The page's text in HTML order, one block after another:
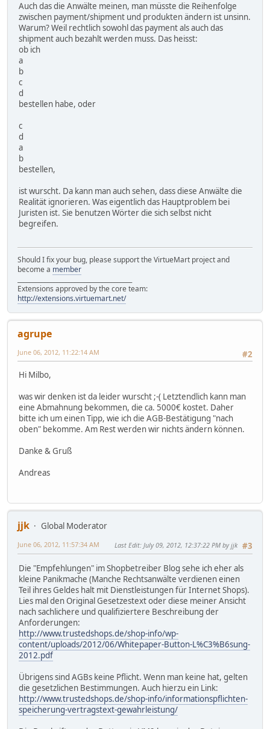
Auch das die Anwälte meinen, man müsste die Reihenfolge
zwischen payment/shipment und produkten ändern ist unsinn.
Warum? Weil rechtlich sowohl das payment als auch das
shipment auch bezahlt werden muss. Das heisst:
ob ich
a
b
c
d
bestellen habe, oder
c
d
a
b
bestellen,
ist wurscht. Da kann man auch sehen, dass diese Anwälte die
Realität ignorieren. Was eigentlich das Hauptproblem bei
Juristen ist. Sie benutzen Wörter die sich selbst nicht
begreifen.
Should I fix your bug, please support the VirtueMart project and
become a member
Extensions approved by the core team:
http://extensions.virtuemart.net/
agrupe
#2
June 06, 2012, 11:22:14 AM
Hi Milbo,
was wir denken ist da leider wurscht ;-( Letztendlich kann man
eine Abmahnung bekommen, die ca. 5000€ kostet. Daher
bitte ich um einen Tipp, wie ich die AGB-Bestätigung "nach
oben" bekomme. Am Rest werden wir nichts ändern können.
Danke & Gruß
Andreas
jjk
Global Moderator
#3
June 06, 2012, 11:57:34 AM Last Edit: July 09, 2012, 12:37:22 PM by jjk
Die "Empfehlungen" im Shopbetreiber Blog sehe ich eher als
kleine Panikmache (Manche Rechtsanwälte verdienen einen
Teil ihres Geldes halt mit Dienstleistungen für Internet Shops).
Lies mal den Original Gesetzestext oder diese meiner Ansicht
nach sachlichere und qualifiziertere Beschreibung der
Anforderungen:
http://www.trustedshops.de/shop-info/wp-
content/uploads/2012/06/Whitepaper-Button-L%C3%B6sung-
2012.pdf
Übrigens sind AGBs keine Pflicht. Wenn man keine hat, gelten
die gesetzlichen Bestimmungen. Auch hierzu ein Link:
http://www.trustedshops.de/shop-info/informationspflichten-
speicherung-vertragstext-gewahrleistung/